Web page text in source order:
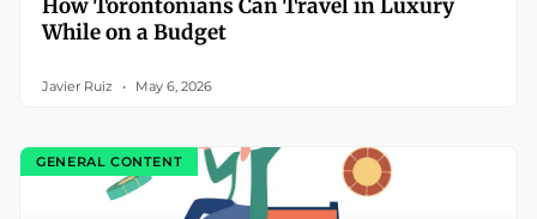
How Torontonians Can Travel in Luxury
While on a Budget
Javier Ruiz May 6, 2026
GENERAL CONTENT